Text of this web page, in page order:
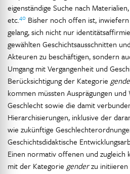
eigenständige Suche nach Materialien,
etc.40 Bisher noch offen ist,
gelang, sich nicht nur
gewählten Geschichtsausschnitten
Akteuren zu beschäftigen, sondern
Umgang mit Vergangenheit und
Berücksichtigung der Kategorie
kommen müssten Ausprägungen
Geschlecht sowie die damit
Hierarchisierungen, inklusive der
wie zukünftige
Geschichtsdidaktische
Einen normativ offenen und zugleich
mit der Kategorie genderzu initiieren